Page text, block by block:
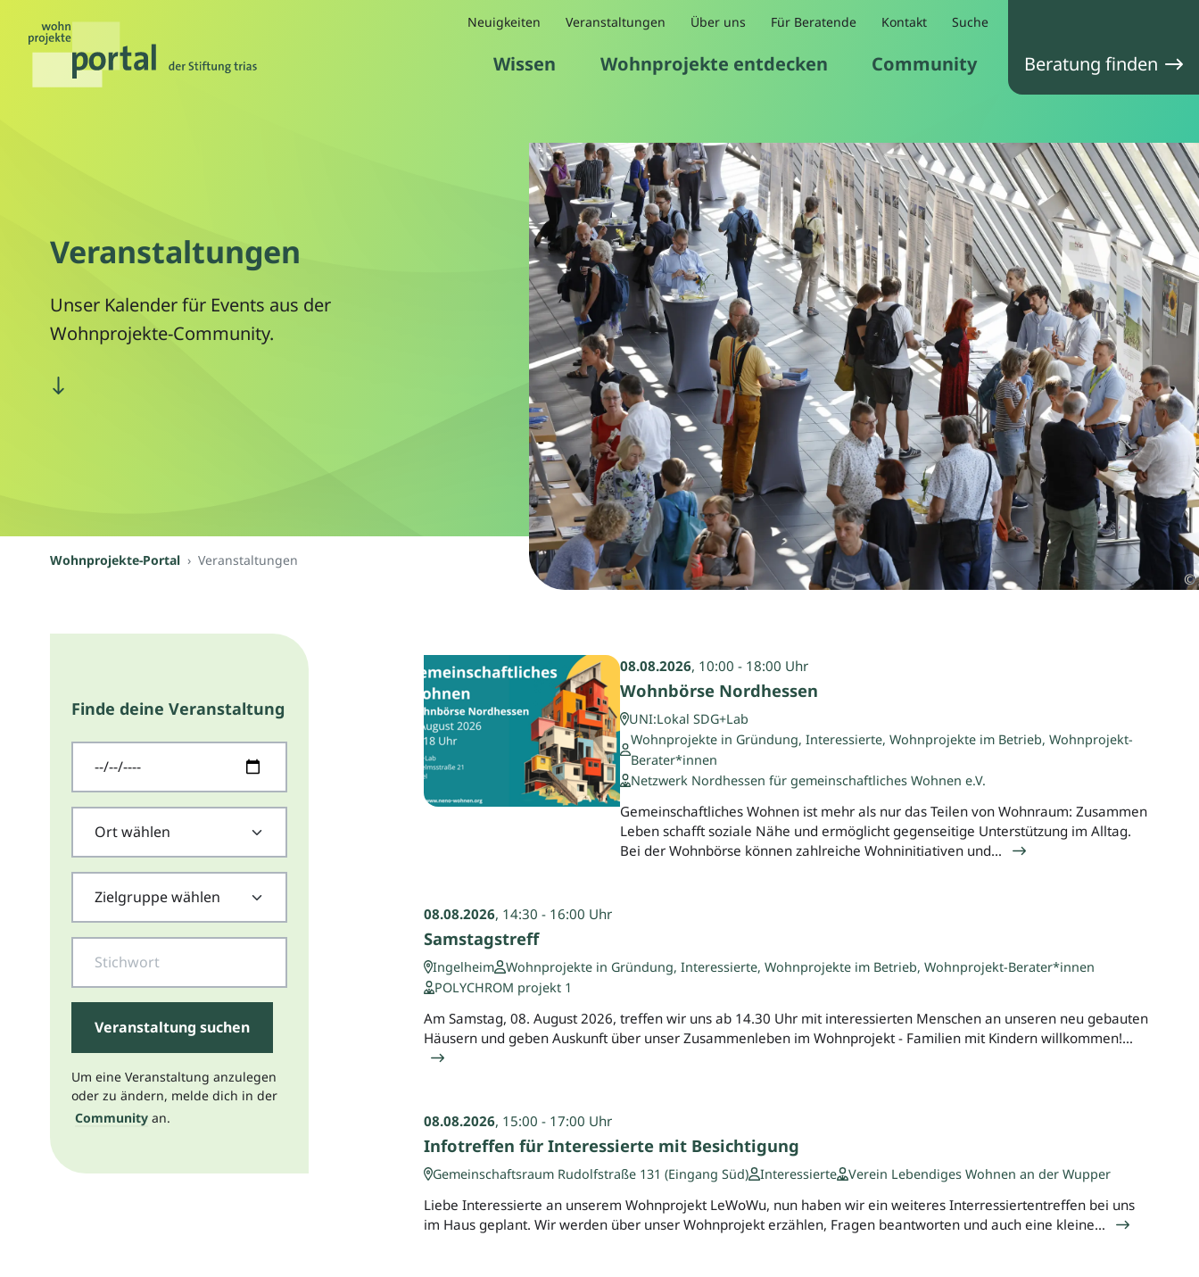
Wissen Wohnprojekte entdecken Community
Neuigkeiten Veranstaltungen Über uns Für Beratende Kontakt Suche
Beratung finden
Veranstaltungen
Unser Kalender für Events aus der
Wohnprojekte-Community.
©
Wohnprojekte-Portal Veranstaltungen
08.08.2026, 10:00 - 18:00 Uhr
Wohnbörse Nordhessen
UNI:Lokal SDG+Lab
Wohnprojekte in Gründung, Interessierte, Wohnprojekte im Betrieb, Wohnprojekt-
Berater*innen
Netzwerk Nordhessen für gemeinschaftliches Wohnen e.V.
Gemeinschaftliches Wohnen ist mehr als nur das Teilen von Wohnraum: Zusammen
Leben schafft soziale Nähe und ermöglicht gegenseitige Unterstützung im Alltag.
Bei der Wohnbörse können zahlreiche Wohninitiativen und…
08.08.2026, 14:30 - 16:00 Uhr
Samstagstreff
Ingelheim
Wohnprojekte in Gründung, Interessierte, Wohnprojekte im Betrieb, Wohnprojekt-Berater*innen
POLYCHROM projekt 1
Am Samstag, 08. August 2026, treffen wir uns ab 14.30 Uhr mit interessierten Menschen an unseren neu gebauten
Häusern und geben Auskunft über unser Zusammenleben im Wohnprojekt - Familien mit Kindern willkommen!…
08.08.2026, 15:00 - 17:00 Uhr
Infotreffen für Interessierte mit Besichtigung
Gemeinschaftsraum Rudolfstraße 131 (Eingang Süd) Interessierte Verein Lebendiges Wohnen an der Wupper
Liebe Interessierte an unserem Wohnprojekt LeWoWu, nun haben wir ein weiteres Interressiertentreffen bei uns
im Haus geplant. Wir werden über unser Wohnprojekt erzählen, Fragen beantworten und auch eine kleine…
Finde deine Veranstaltung
Um eine Veranstaltung anzulegen
oder zu ändern, melde dich in der
Communityan.